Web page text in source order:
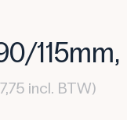
incl. BTW)